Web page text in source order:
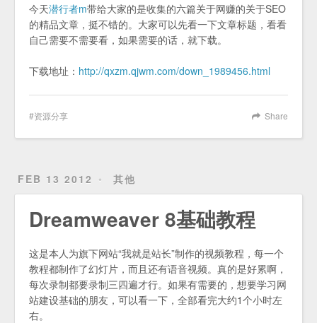
今天潜行者m带给大家的是收集的六篇关于网赚的关于SEO
的精品文章，挺不错的。大家可以先看一下文章标题，看看
自己需要不需要看，如果需要的话，就下载。
下载地址： http://qxzm.qjwm.com/down_1989456.html
Share
资源分享
FEB 13 2012 其他
Dreamweaver 8基础教程
这是本人为旗下网站“我就是站长”制作的视频教程，每一个
教程都制作了幻灯片，而且还有语音视频。真的是好累啊，
每次录制都要录制三四遍才行。如果有需要的，想要学习网
站建设基础的朋友，可以看一下，全部看完大约1个小时左
右。